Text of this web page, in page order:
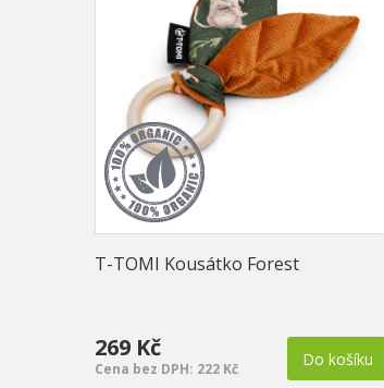
T-TOMI Kousátko Forest
269 Kč
Cena bez DPH: 222 Kč Do košíku